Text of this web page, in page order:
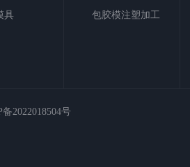
具
包胶模注塑加工
备2022018504号